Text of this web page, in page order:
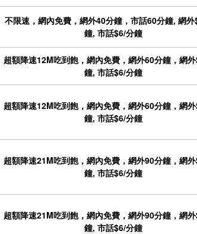
不限速，網內免費，網外40分鐘，市話60分鐘, 網
鐘, 市話$6/分鐘
超額降速12M吃到飽，網內免費，網外60分鐘，網
鐘, 市話$6/分鐘
超額降速12M吃到飽，網內免費，網外60分鐘，網
鐘, 市話$6/分鐘
超額降速21M吃到飽，網內免費，網外90分鐘，網
鐘, 市話$6/分鐘
超額降速21M吃到飽，網內免費，網外90分鐘，網
鐘, 市話$6/分鐘